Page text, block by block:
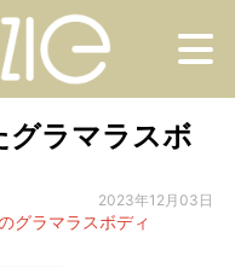
グラマラスボ
2023年12月03日
グラマラスボディ